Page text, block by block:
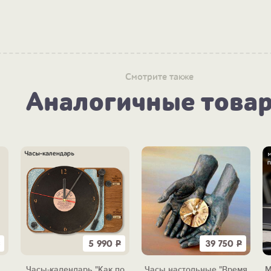
Смотрите также
Аналогичные
5 990 Р 39 750 Р